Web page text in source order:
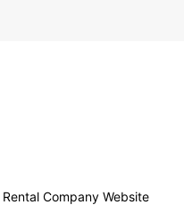
Company Website